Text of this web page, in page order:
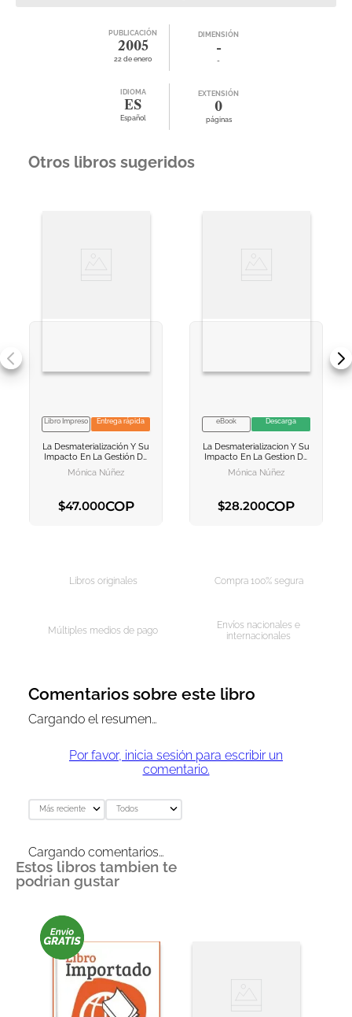
PUBLICACIÓN
2005
22 de enero
DIMENSIÓN
-
-
IDIOMA
ES
Español
EXTENSIÓN
0
páginas
Otros libros sugeridos
VER INFORMACION
AGREGAR AL
Libro Impreso Entrega rápida
La Desmaterialización Y Su
Impacto En La Gestión De
Riesgos En El Mercado
Público De Valores
Mónica Núñez
$47.000COP
VER INFORMACION
AGREGAR AL
eBook Descarga
La Desmaterializacion Y Su
Impacto En La Gestion De
Riesgos En El Mercado
Publico De Valores
Mónica Núñez
$28.200COP
Libros originales Compra 100% segura
Múltiples medios de pago
Envíos nacionales e
internacionales
Comentarios sobre este libro
Cargando el resumen…
Por favor, inicia sesión para escribir un
comentario.
Más reciente Todos
Cargando comentarios…
Estos libros tambien te
podrian gustar